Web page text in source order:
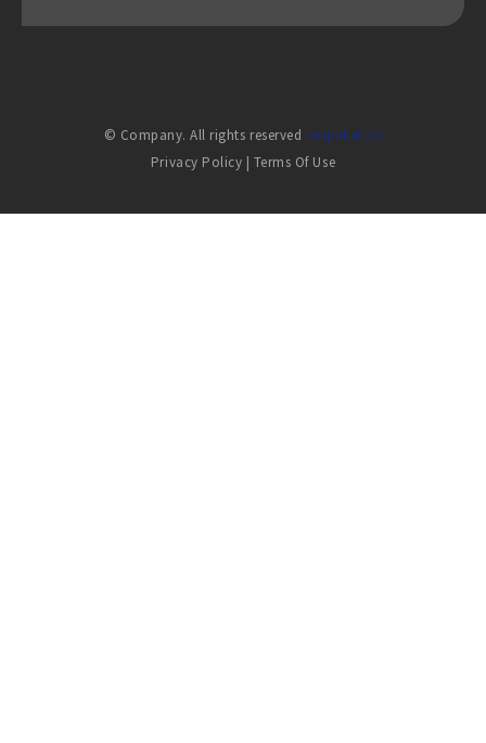
© Company. All rights reserved cekpaket.co
Privacy Policy | Terms Of Use